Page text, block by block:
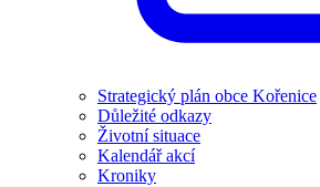
Strategický plán obce Kořenice
Důležité odkazy
Životní situace
Kalendář akcí
Kroniky